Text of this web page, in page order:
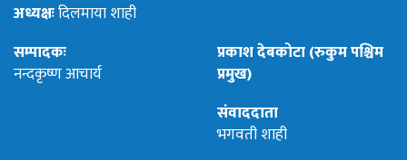
अध्यक्षःदिलमाया शाही
सम्पादकः
नन्दकृष्ण आचार्य
प्रकाश देबकोटा (रुकुम पश्चिम
प्रमुख)
संवाददाता
भगवती शाही